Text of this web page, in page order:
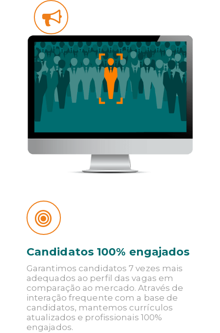
Candidatos 100% engajados
Garantimos candidatos 7 vezes mais
adequados ao perfil das vagas em
comparação ao mercado. Através de
interação frequente com a base de
candidatos, mantemos currículos
atualizados e profissionais 100%
engajados.